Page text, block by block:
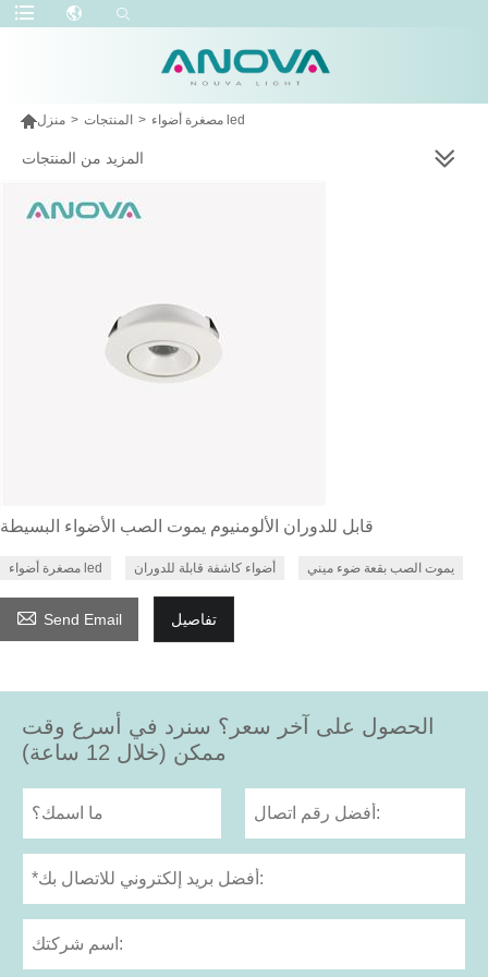
منزل > المنتجات > مصغرة أضواء led
المزيد من المنتجات
قابل للدوران الألومنيوم يموت الصب الأضواء البسيطة
مصغرة أضواء led أضواء كاشفة قابلة للدوران يموت الصب بقعة ضوء ميني
 Send Email تفاصيل
الحصول على آخر سعر؟ سنرد في أسرع وقت
ممكن (خلال 12 ساعة)